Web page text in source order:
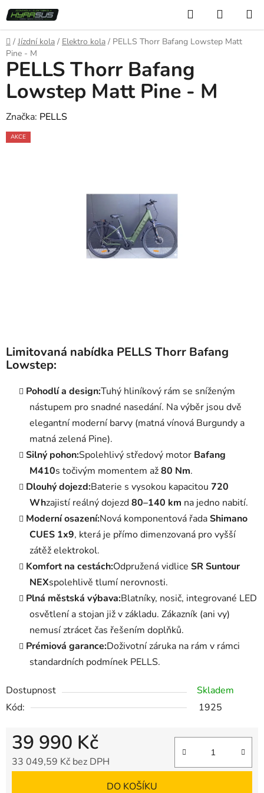
Přejít
na
obsah
Hledat
KOŠÍK
Domů
/ Jízdní kola / Elektro kola / PELLS Thorr Bafang Lowstep Matt
Pine - M
Limitovaná nabídka PELLS Thorr Bafang
Lowstep:
Pohodlí a design:Tuhý hliníkový rám se sníženým
nástupem pro snadné nasedání. Na výběr jsou dvě
elegantní moderní barvy (matná vínová Burgundy a
matná zelená Pine).
Silný pohon:Spolehlivý středový motor Bafang
M410s točivým momentem až80 Nm.
Dlouhý dojezd:Baterie s vysokou kapacitou 720
Whzajistí reálný dojezd80–140 km na jedno nabití.
Moderní osazení:Nová komponentová řadaShimano
CUES 1x9, která je přímo dimenzovaná pro vyšší
zátěž elektrokol.
Komfort na cestách:Odpružená vidlice SR Suntour
NEXspolehlivě tlumí nerovnosti.
Plná městská výbava:Blatníky, nosič, integrované LED
osvětlení a stojan již v základu. Zákazník (ani vy)
nemusí ztrácet čas řešením doplňků.
Prémiová garance:Doživotní záruka na rám v rámci
standardních podmínek PELLS.
Dostupnost
Skladem
Kód:
1925
39 990 Kč
33 049,59 Kč bez DPH
DO KOŠÍKU
PELLS Thorr Bafang
Lowstep Matt Pine - M
Značka: PELLS
AKCE